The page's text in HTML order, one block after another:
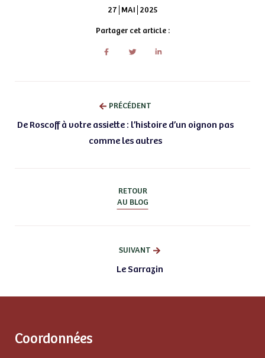
27 MAI 2025
Partager cet article :
PRÉCÉDENT
De Roscoff à votre assiette : l’histoire d’un oignon pas
comme les autres
RETOUR
AU BLOG
SUIVANT
Le Sarrazin
Coordonnées